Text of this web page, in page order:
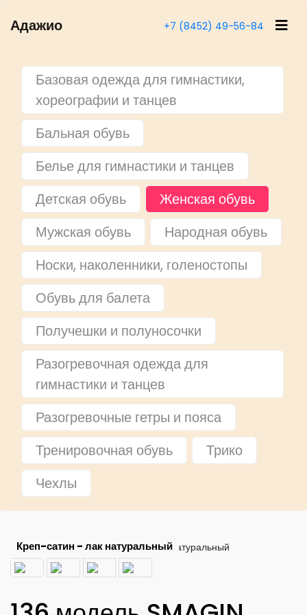
Адажио +7 (8452) 49-56-84
Базовая одежда для гимнастики,
хореографии и танцев
Бальная обувь
Белье для гимнастики и танцев
Детская обувь
Женская обувь
Мужская обувь
Народная обувь
Носки, наколенники, голеностопы
Обувь для балета
Получешки и полуносочки
Разогревочная одежда для
гимнастики и танцев
Разогревочные гетры и пояса
Тренировочная обувь
Трико
Чехлы
Креп-сатин - лак натуральный